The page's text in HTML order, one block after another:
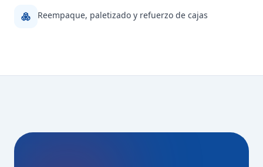
Reempaque, paletizado y refuerzo de cajas